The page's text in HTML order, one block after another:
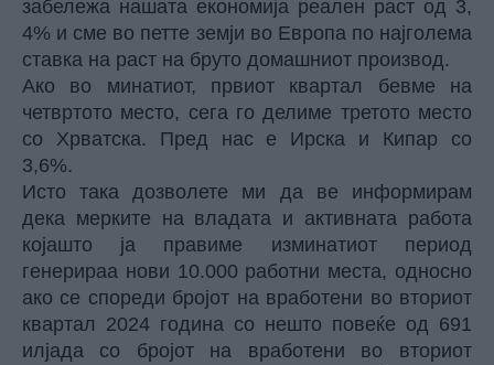
забележа нашата економија реален раст од 3,
4% и сме во петте земји во Европа по најголема
ставка на раст на бруто домашниот производ.
Ако во минатиот, првиот квартал бевме на
четвртото место, сега го делиме третото место
со Хрватска. Пред нас е Ирска и Кипар со
3,6%.
Исто така дозволете ми да ве информирам
дека мерките на владата и активната работа
којашто ја правиме изминатиот период
генерираа нови 10.000 работни места, односно
ако се спореди бројот на вработени во вториот
квартал 2024 година со нешто повеќе од 691
илјада со бројот на вработени во вториот